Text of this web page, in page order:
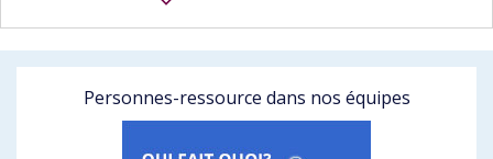
Personnes-ressource dans nos équipes